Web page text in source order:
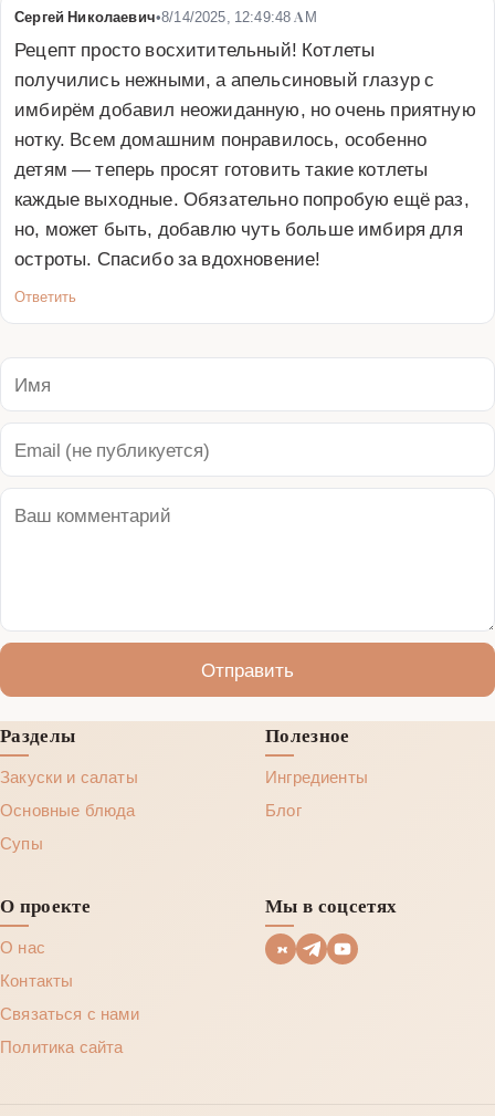
Сергей Николаевич•8/14/2025, 12:49:48 AM
Рецепт просто восхитительный! Котлеты
получились нежными, а апельсиновый глазур с
имбирём добавил неожиданную, но очень приятную
нотку. Всем домашним понравилось, особенно
детям — теперь просят готовить такие котлеты
каждые выходные. Обязательно попробую ещё раз,
но, может быть, добавлю чуть больше имбиря для
остроты. Спасибо за вдохновение!
Ответить
Отправить
Разделы
Закуски и салаты
Основные блюда
Супы
Полезное
Ингредиенты
Блог
О проекте
О нас
Контакты
Связаться с нами
Политика сайта
Мы в соцсетях